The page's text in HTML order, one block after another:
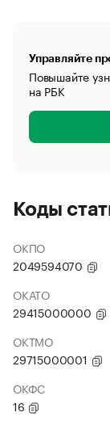
Управляйте
Повышайте
на РБК
Коды
ОКПО
2049594070
ОКАТО
29415000000
ОКТМО
29715000001
ОКФС
16